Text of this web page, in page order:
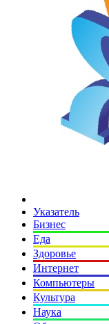
Указатель
Бизнес
Еда
Здоровье
Интернет
Компьютеры
Культура
Наука